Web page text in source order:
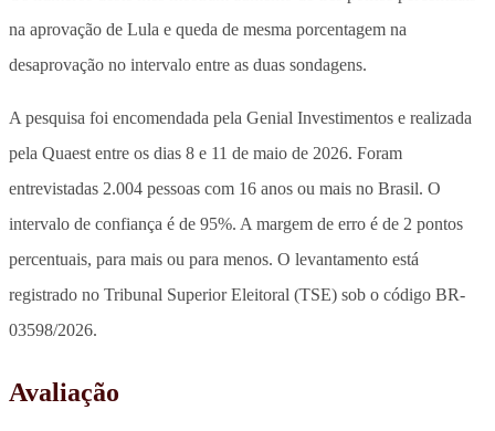
na aprovação de Lula e queda de mesma porcentagem na
desaprovação no intervalo entre as duas sondagens.
A pesquisa foi encomendada pela Genial Investimentos e realizada
pela Quaest entre os dias 8 e 11 de maio de 2026. Foram
entrevistadas 2.004 pessoas com 16 anos ou mais no Brasil. O
intervalo de confiança é de 95%. A margem de erro é de 2 pontos
percentuais, para mais ou para menos. O levantamento está
registrado no Tribunal Superior Eleitoral (TSE) sob o código BR-
03598/2026.
Avaliação